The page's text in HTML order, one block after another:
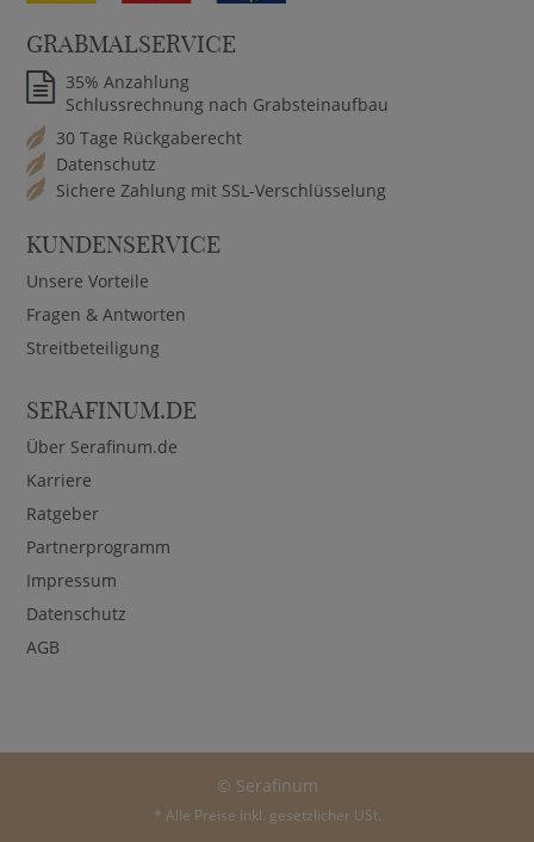
GRABMALSERVICE
35% Anzahlung
Schlussrechnung nach Grabsteinaufbau
30 Tage Rückgaberecht
Datenschutz
Sichere Zahlung mit SSL-Verschlüsselung
KUNDENSERVICE
Unsere Vorteile
Fragen & Antworten
Streitbeteiligung
SERAFINUM.DE
Über Serafinum.de
Karriere
Ratgeber
Partnerprogramm
Impressum
Datenschutz
AGB
© Serafinum
* Alle Preise inkl. gesetzlicher USt.